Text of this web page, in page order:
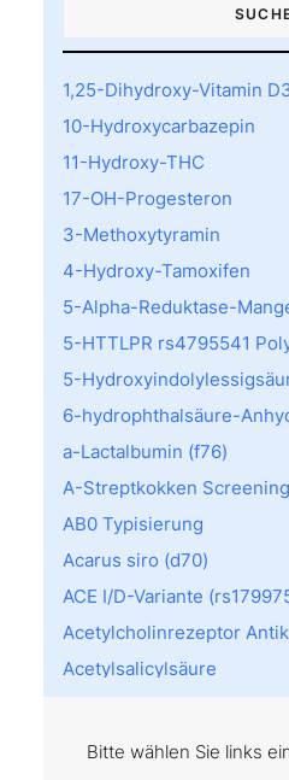
1,25-Dihydroxy-Vitamin
10-Hydroxycarbazepin
11-Hydroxy-THC
17-OH-Progesteron
3-Methoxytyramin
4-Hydroxy-Tamoxifen
5-Alpha-Reduktase-
5-HTTLPR rs4795541
5-
6-hydrophthalsäure-
a-Lactalbumin (f76)
A-Streptkokken Screening
AB0 Typisierung
Acarus siro (d70)
ACE I/D-Variante
Acetylcholinrezeptor
Acetylsalicylsäure
Acremonium kiliense
Bitte wählen Sie links